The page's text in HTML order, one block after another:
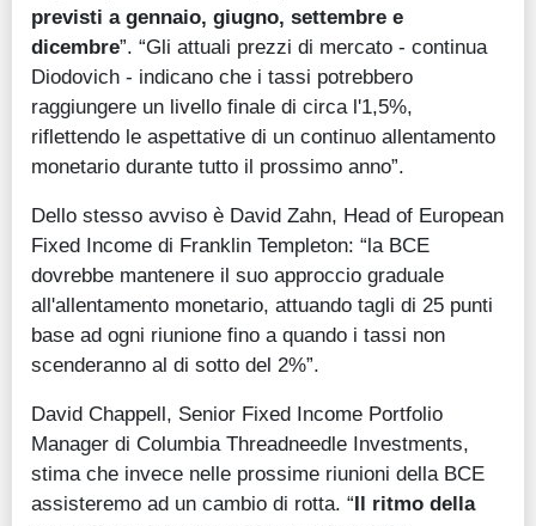
previsti a gennaio, giugno, settembre e
dicembre”. “Gli attuali prezzi di mercato - continua
Diodovich - indicano che i tassi potrebbero
raggiungere un livello finale di circa l'1,5%,
riflettendo le aspettative di un continuo allentamento
monetario durante tutto il prossimo anno”.
Dello stesso avviso è David Zahn, Head of European
Fixed Income di Franklin Templeton: “la BCE
dovrebbe mantenere il suo approccio graduale
all'allentamento monetario, attuando tagli di 25 punti
base ad ogni riunione fino a quando i tassi non
scenderanno al di sotto del 2%”.
David Chappell, Senior Fixed Income Portfolio
Manager di Columbia Threadneedle Investments,
stima che invece nelle prossime riunioni della BCE
assisteremo ad un cambio di rotta. “Il ritmo della